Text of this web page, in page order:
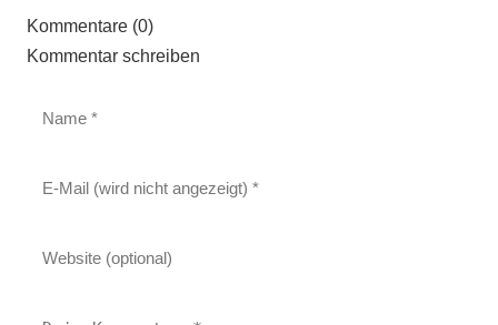
Kommentare (0)
Kommentar schreiben